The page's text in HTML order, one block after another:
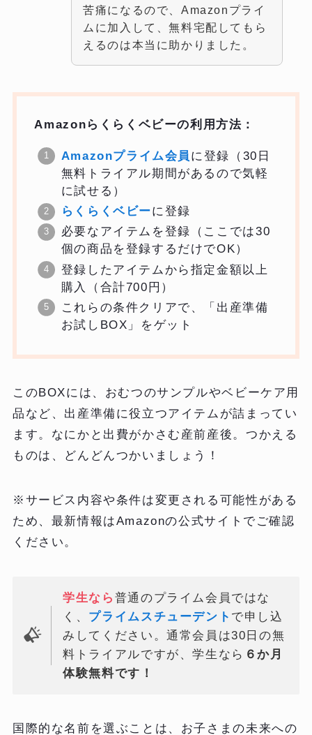
苦痛になるので、Amazonプライ
ムに加入して、無料宅配してもら
えるのは本当に助かりました。
Amazonらくらくベビーの利用方法：
Amazonプライム会員 に登録（30日
無料トライアル期間があるので気軽
に試せる）
らくらくベビーに登録
必要なアイテムを登録（ここでは30
個の商品を登録するだけでOK）
登録したアイテムから指定金額以上
購入（合計700円）
これらの条件クリアで、「出産準備
お試しBOX」をゲット
このBOXには、おむつのサンプルやベビーケア用
品など、出産準備に役立つアイテムが詰まってい
ます。なにかと出費がかさむ産前産後。つかえる
ものは、どんどんつかいましょう！
※サービス内容や条件は変更される可能性がある
ため、最新情報はAmazonの公式サイトでご確認
ください。
学生なら 普通のプライム会員ではな
く、 プライムスチューデント で申し込
みしてください。通常会員は30日の無
料トライアルですが、学生なら ６か月
体験無料です！
国際的な名前を選ぶことは、お子さまの未来への